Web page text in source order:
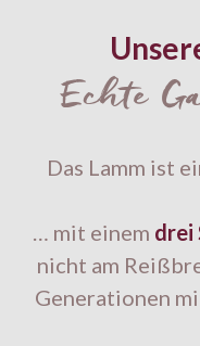
Echte
Das Lamm ist
… mit einem drei
nicht am
Generationen